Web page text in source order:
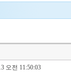
오전 11:50:03